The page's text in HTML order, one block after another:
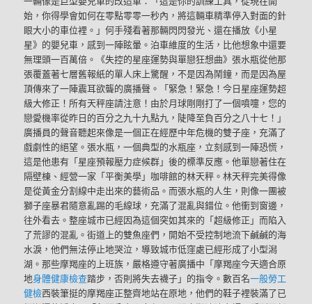
始，你得學會如何在零點零零一秒內，將這輛車精準停入對面的針
眼大小的車位裡。」何手殘看著那輛閃閃發光、還在播放《小星
星》的嬰兒車，感到一陣眩暈。泊車維度的生活，比他想象中還要
無理頭一百萬倍。《失控的星座運勢與單戀狂想曲》張水瓶從他那
張覆蓋著七層舊報紙的單人床上驚醒，不是因為鬧鐘，而是因為屋
頂傳來了一陣震耳欲聾的廣播聲。「緊急！緊急！今日星座運勢超
級大修正！所有天秤座請注意！由於月球剛剛打了一個噴嚏，您的
戀愛機率從昨日的百分之九十九點九，陡降至負百分之八十七！」
廣播員的聲音聽起來像是一個正在經歷中年危機的雙子座，充滿了
戲劇性的絕望。張水瓶，一個典型的水瓶座，立刻感到一陣恐慌，
這是他患有「星座預報壓力症候群」後的標準反應。他單戀著住在
隔壁棟、經營一家「平衡美學」咖啡館的林天秤。林天秤完美得像
是從黃金分割線中走出來的藝術品。而張水瓶的人生，則像一團被
獅子座暴君隨意亂踢的毛線球，充滿了混亂與錯位。他衝到窗邊，
往外看去。整座城市已經因為這個突如其來的「超級修正」而陷入
了荒謬的混亂。街道上的雙魚座們，開始不受控制地流下鹹鹹的海
水淚，他們無法停止地哭泣，導致城市低窪處已經形成了小型潟
湖。那些摩羯座的上班族，嚴格遵守著廣播中「摩羯座今天適合原
地身體健康檢查踏步，否則將失去襪子」的指令。數百名一般勞工
健檢西裝筆挺的摩羯座正整齊地站在原地，他們的鞋子裡裝滿了已